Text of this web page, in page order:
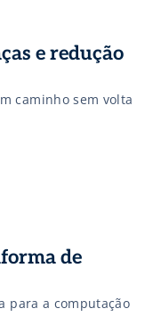
e redução
caminho sem volta
de
para a computação